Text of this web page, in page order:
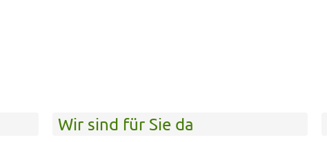
Wir sind für Sie da